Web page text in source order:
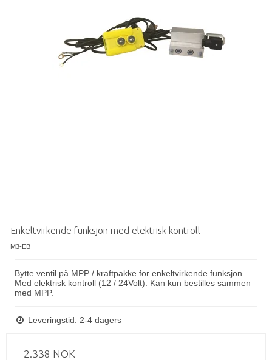
Enkeltvirkende funksjon med elektrisk kontroll
M3-EB
Bytte ventil på MPP / ​​kraftpakke for enkeltvirkende funksjon.
Med elektrisk kontroll (12 / 24Volt). Kan kun bestilles sammen
med MPP.
Leveringstid: 2-4 dagers
2.338 NOK